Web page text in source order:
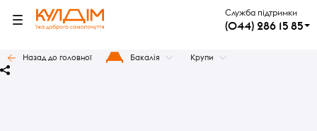
Служба підтримки
(044) 286 15 85
Назад до головної Бакалія Крупи